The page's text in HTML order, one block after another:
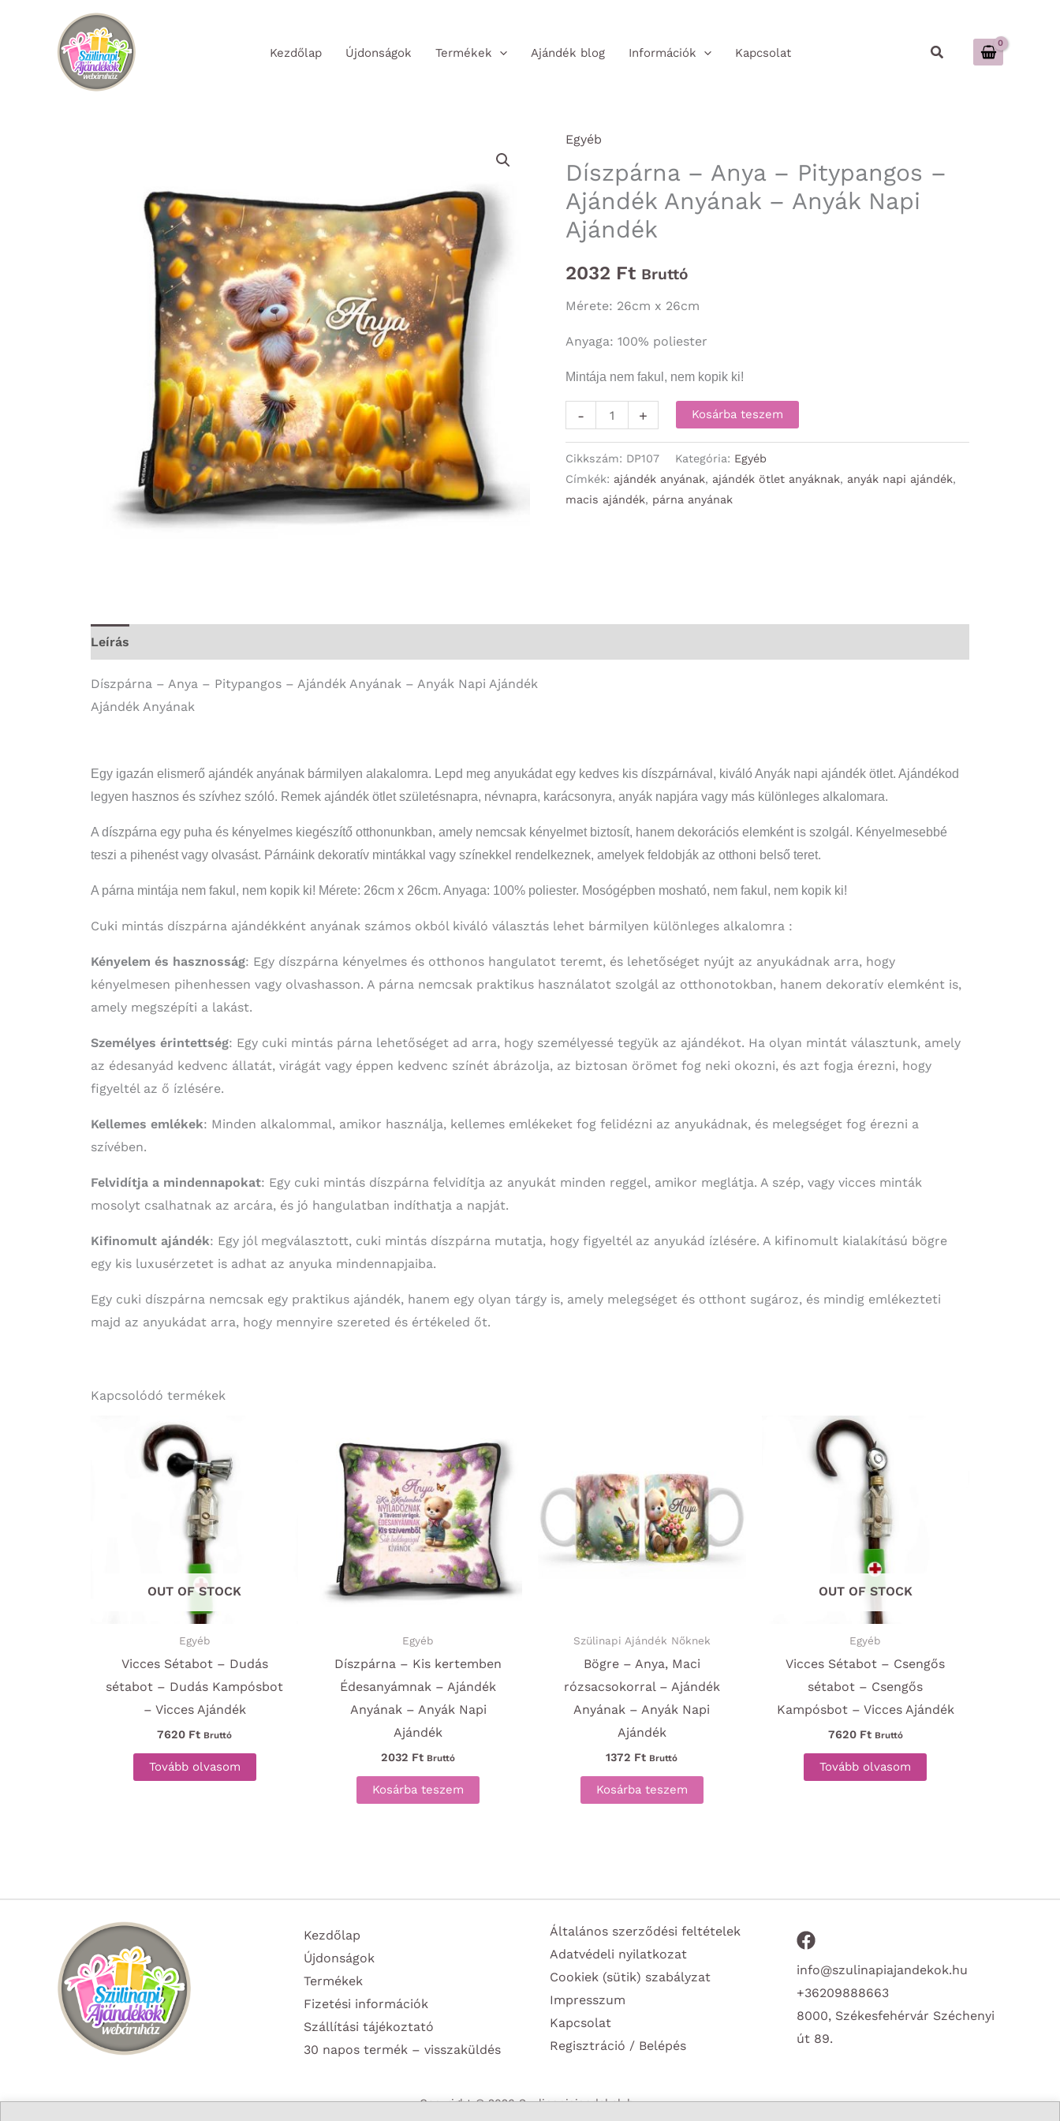
Kezdőlap Újdonságok Termékek Ajándék blog Információk Kapcsolat Keresés
Egyéb
Díszpárna – Anya – Pitypangos –
Ajándék Anyának – Anyák Napi
Ajándék
2032 Ft Bruttó
Mérete: 26cm x 26cm
Anyaga: 100% poliester
Mintája nem fakul, nem kopik ki!
-
Díszpárna
Anya
-
Pitypangos
Ajándék
+ Kosárba teszem
Cikkszám: DP107 Kategória: Egyéb
Címkék: ajándék anyának, ajándék ötlet anyáknak, anyák napi ajándék,
macis ajándék, párna anyának
Leírás
Díszpárna – Anya – Pitypangos – Ajándék Anyának – Anyák Napi Ajándék
Ajándék Anyának
Egy igazán elismerő ajándék anyának bármilyen alakalomra. Lepd meg anyukádat egy kedves kis díszpárnával, kiváló Anyák napi ajándék ötlet. Ajándékod
legyen hasznos és szívhez szóló. Remek ajándék ötlet születésnapra, névnapra, karácsonyra, anyák napjára vagy más különleges alkalomara.
A díszpárna egy puha és kényelmes kiegészítő otthonunkban, amely nemcsak kényelmet biztosít, hanem dekorációs elemként is szolgál. Kényelmesebbé
teszi a pihenést vagy olvasást. Párnáink dekoratív mintákkal vagy színekkel rendelkeznek, amelyek feldobják az otthoni belső teret.
A párna mintája nem fakul, nem kopik ki! Mérete: 26cm x 26cm. Anyaga: 100% poliester. Mosógépben mosható, nem fakul, nem kopik ki!
Cuki mintás díszpárna ajándékként anyának számos okból kiváló választás lehet bármilyen különleges alkalomra :
Kényelem és hasznosság: Egy díszpárna kényelmes és otthonos hangulatot teremt, és lehetőséget nyújt az anyukádnak arra, hogy
kényelmesen pihenhessen vagy olvashasson. A párna nemcsak praktikus használatot szolgál az otthonotokban, hanem dekoratív elemként is,
amely megszépíti a lakást.
Személyes érintettség: Egy cuki mintás párna lehetőséget ad arra, hogy személyessé tegyük az ajándékot. Ha olyan mintát választunk, amely
az édesanyád kedvenc állatát, virágát vagy éppen kedvenc színét ábrázolja, az biztosan örömet fog neki okozni, és azt fogja érezni, hogy
figyeltél az ő ízlésére.
Kellemes emlékek: Minden alkalommal, amikor használja, kellemes emlékeket fog felidézni az anyukádnak, és melegséget fog érezni a
szívében.
Felvidítja a mindennapokat: Egy cuki mintás díszpárna felvidítja az anyukát minden reggel, amikor meglátja. A szép, vagy vicces minták
mosolyt csalhatnak az arcára, és jó hangulatban indíthatja a napját.
Kifinomult ajándék: Egy jól megválasztott, cuki mintás díszpárna mutatja, hogy figyeltél az anyukád ízlésére. A kifinomult kialakítású bögre
egy kis luxusérzetet is adhat az anyuka mindennapjaiba.
Egy cuki díszpárna nemcsak egy praktikus ajándék, hanem egy olyan tárgy is, amely melegséget és otthont sugároz, és mindig emlékezteti
majd az anyukádat arra, hogy mennyire szereted és értékeled őt.
Kapcsolódó termékek
OUT OF STOCK
Egyéb
Vicces Sétabot – Dudás
sétabot – Dudás Kampósbot
– Vicces Ajándék
7620 Ft Bruttó
Tovább olvasom
Egyéb
Díszpárna – Kis kertemben
Édesanyámnak – Ajándék
Anyának – Anyák Napi
Ajándék
2032 Ft Bruttó
Kosárba teszem
Szülinapi Ajándék Nőknek
Bögre – Anya, Maci
rózsacsokorral – Ajándék
Anyának – Anyák Napi
Ajándék
1372 Ft Bruttó
Kosárba teszem
OUT OF STOCK
Egyéb
Vicces Sétabot – Csengős
sétabot – Csengős
Kampósbot – Vicces Ajándék
7620 Ft Bruttó
Tovább olvasom
Kezdőlap
Újdonságok
Termékek
Fizetési információk
Szállítási tájékoztató
30 napos termék – visszaküldés
Általános szerződési feltételek
Adatvédeli nyilatkozat
Cookiek (sütik) szabályzat
Impresszum
Kapcsolat
Regisztráció / Belépés
info@szulinapiajandekok.hu
+36209888663
8000, Székesfehérvár Széchenyi
út 89.
Copyright © 2026 Szulinapiajandekok.hu